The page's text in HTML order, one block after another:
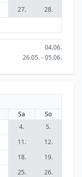
27.
28.
04.06.
26.05. - 05.06.
Sa
So
4.
5.
11.
12.
18.
19.
25.
26.